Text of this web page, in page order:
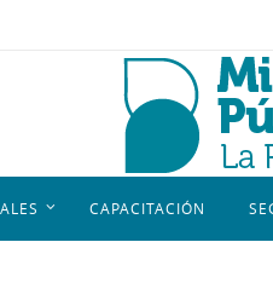
CAPACITACIÓN